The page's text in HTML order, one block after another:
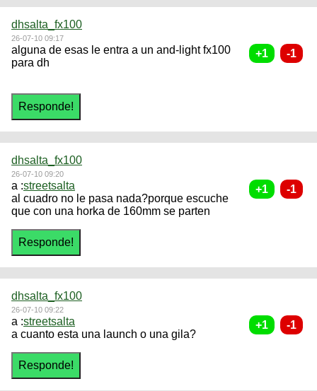
dhsalta_fx100
26-07-10 09:17
alguna de esas le entra a un and-light fx100
para dh
dhsalta_fx100
26-07-10 09:20
a :streetsalta
al cuadro no le pasa nada?porque escuche
que con una horka de 160mm se parten
dhsalta_fx100
26-07-10 09:22
a :streetsalta
a cuanto esta una launch o una gila?